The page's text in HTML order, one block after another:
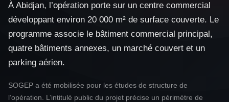
À Abidjan, l’opération porte sur un centre commercial
développant environ 20 000 m² de surface couverte. Le
programme associe le bâtiment commercial principal,
quatre bâtiments annexes, un marché couvert et un
parking aérien.
SOGEP a été mobilisée pour les études de structure de
l’opération. L’intitulé public du projet précise un périmètre de